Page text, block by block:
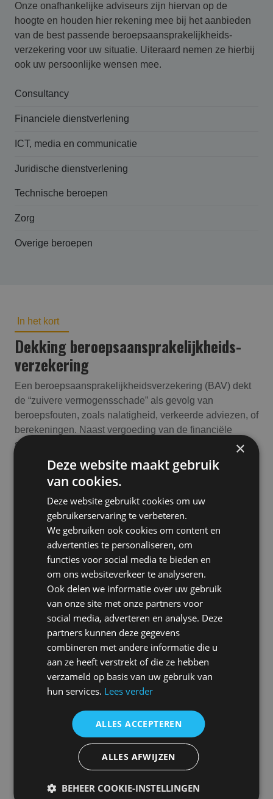
Onze onafhankelijke adviseurs zijn hiervan op de
hoogte en houden hier rekening mee bij het aanbieden
van de best passende beroepsaansprakelijk­heids­
verzekering voor uw situatie. Uiteraard nemen ze hierbij
ook uw persoonlijke wensen mee.
Consultancy
Financiele dienstverlening
ICT, media en communicatie
Juridische dienstverlening
Technische beroepen
Zorg
Overige beroepen
In het kort
Dekking beroepsaansprakelijk­heids­
verzekering
Een beroepsaansprakelijkheidsverzekering (BAV) dekt
de “zuivere vermogensschade” als gevolg van
beroepsfouten, zoals nalatigheid, verkeerde adviezen, of
berekeningen. Naast vergoeding van de financiële
schade waarvoor u aansprakelijk bent, worden ook
juridische verweerkosten en wettelijke rente vergoed.
Wel verzekerd
Door derden geleden financiële vermogensschade
Vergoeding van juridische verweerkosten bij
aansprakelijkstelling
Vergoeding van wettelijke rente
Vergoeding schaderegelingskosten
Vergoeding bereddingskosten
Niet verzekerd
Opzet, fraude en vermogensdelicten
Bekende fouten
Aansprakelijkheid verhogende bedingen
Eigen geleden schade zoals honorariumgeschil
Meer informatie over de dekking van een BAV? Bekijk
beroepsaansprakelijkheidsverzekering
×
Deze website maakt gebruik
van cookies.
Deze website gebruikt cookies om uw
gebruikerservaring te verbeteren.
We gebruiken ook cookies om content en
advertenties te personaliseren, om
functies voor social media te bieden en
om ons websiteverkeer te analyseren.
Ook delen we informatie over uw gebruik
van onze site met onze partners voor
social media, adverteren en analyse. Deze
partners kunnen deze gegevens
combineren met andere informatie die u
aan ze heeft verstrekt of die ze hebben
verzameld op basis van uw gebruik van
hun services. Lees verder
ALLES ACCEPTEREN
ALLES AFWIJZEN
BEHEER COOKIE-INSTELLINGEN